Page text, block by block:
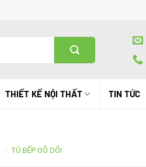
THIẾT KẾ NỘI THẤT TIN TỨC
/ TỦ BẾP GỖ DỔI